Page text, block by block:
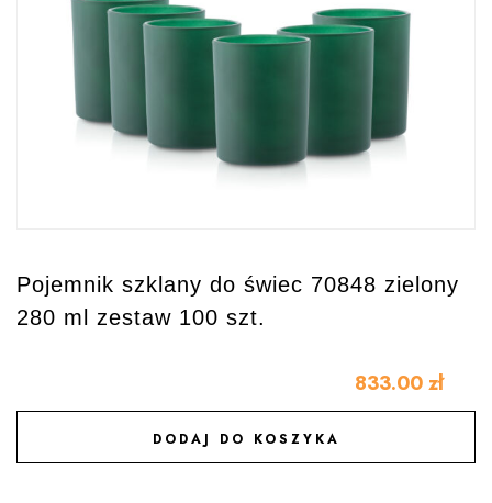
Pojemnik szklany do świec 70848 zielony
280 ml zestaw 100 szt.
833.00 zł
DODAJ DO KOSZYKA
DODAJ DO ULUBIONYCH